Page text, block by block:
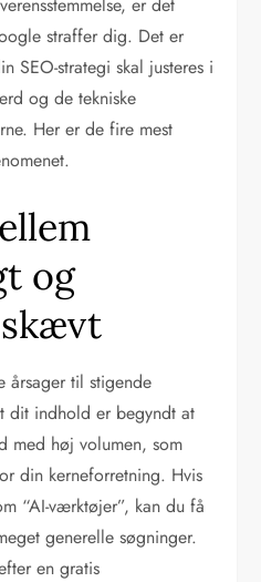
straffer dig. Det er
SEO-strategi skal justeres i
og de tekniske
Her er de fire mest
og
årsager til stigende
dit indhold er begyndt at
med høj volumen, som
din kerneforretning. Hvis
“AI-værktøjer”, kan du få
generelle søgninger.
en gratis